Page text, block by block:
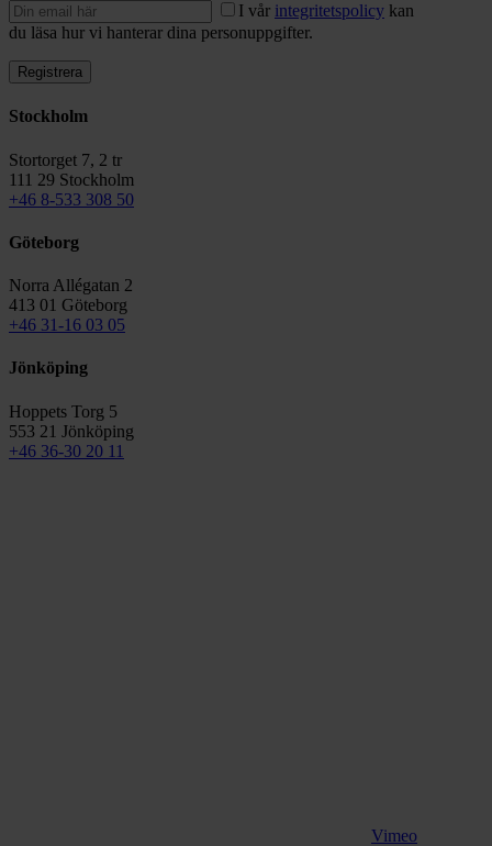
I vår integritetspolicy kan
du läsa hur vi hanterar dina personuppgifter.
Stockholm
Stortorget 7, 2 tr
111 29 Stockholm
+46 8-533 308 50
Göteborg
Norra Allégatan 2
413 01 Göteborg
+46 31-16 03 05
Jönköping
Hoppets Torg 5
553 21 Jönköping
+46 36-30 20 11
Vimeo